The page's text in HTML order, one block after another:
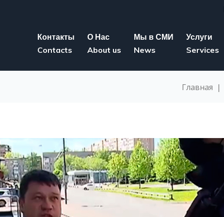
Контакты
Contacts
О Нас
About us
Мы в СМИ
News
Услуги
Services
Главная |